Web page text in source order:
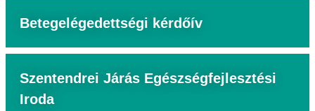
Betegelégedettségi kérdőív
Szentendrei Járás Egészségfejlesztési
Iroda